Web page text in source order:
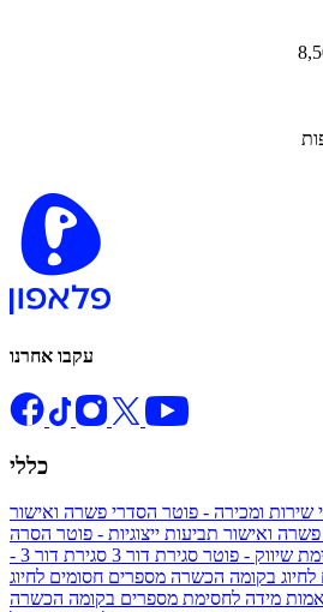
עקבו אחרנו
כללי
שירות ומכירה - פוטר הסדרי פשרה ואישור
ואישור תביעות ייצוגיות - פוטר הסרה
שיווק - פוטר סגירת דור 3
סגירת דור 3 -
בקומה הכשרה מספרים חסומים לחיוג
אמות מידה לחסימת מספרים בקומה הכשרה